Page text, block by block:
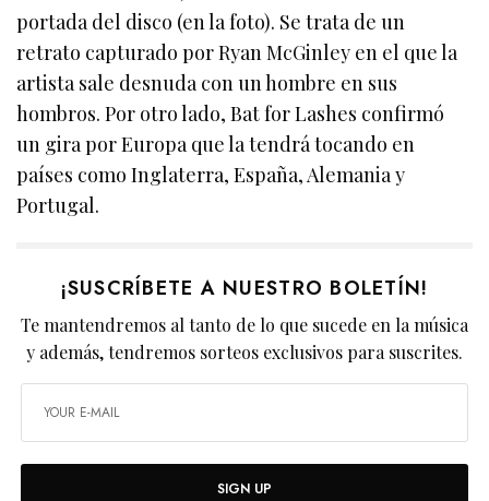
portada del disco (en la foto). Se trata de un
retrato capturado por Ryan McGinley en el que la
artista sale desnuda con un hombre en sus
hombros. Por otro lado, Bat for Lashes confirmó
un gira por Europa que la tendrá tocando en
países como Inglaterra, España, Alemania y
Portugal.
¡SUSCRÍBETE A NUESTRO BOLETÍN!
Te mantendremos al tanto de lo que sucede en la música
y además, tendremos sorteos exclusivos para suscrites.
SIGN UP